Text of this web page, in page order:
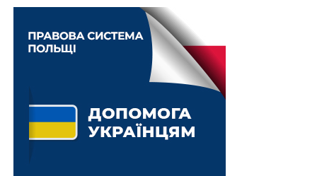
Приймальна комісія перевірить наявність необхідних
для реєстрації документів та правильність їх
Учаснику після успішної реєстрації (у разі
дистанційної реєстрації) буде надіслано скановану
копію екзаменаційного листа на електронну адресу,
зазначену в заяві-анкеті. Оригінал екзаменаційного